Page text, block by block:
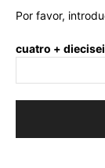
Por favor,
cuatro +